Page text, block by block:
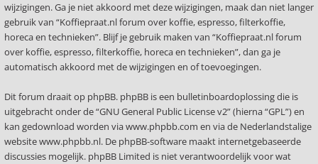
wijzigingen. Ga je niet akkoord met deze wijzigingen, maak dan niet langer
gebruik van “Koffiepraat.nl forum over koffie, espresso, filterkoffie,
horeca en technieken”. Blijf je gebruik maken van “Koffiepraat.nl forum
over koffie, espresso, filterkoffie, horeca en technieken”, dan ga je
automatisch akkoord met de wijzigingen en of toevoegingen.
Dit forum draait op phpBB. phpBB is een bulletinboardoplossing die is
uitgebracht onder de “GNU General Public License v2” (hierna “GPL”) en
kan gedownload worden viawww.phpbb.com en via de Nederlandstalige
websitewww.phpbb.nl. De phpBB-software maakt internetgebaseerde
discussies mogelijk. phpBB Limited is niet verantwoordelijk voor wat